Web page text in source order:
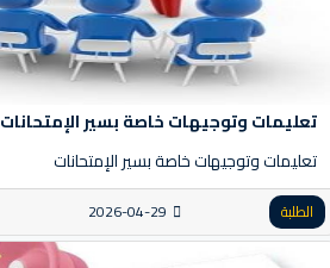
تعليمات وتوجيهات خاصة بسير الإمتحانات
تعليمات وتوجيهات خاصة بسير الإمتحانات
الطلبة 2026-04-29